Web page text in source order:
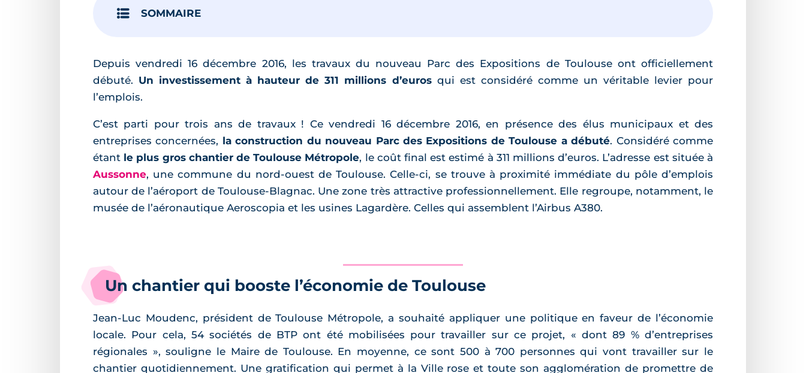
SOMMAIRE
Depuis vendredi 16 décembre 2016, les travaux du nouveau Parc des Expositions de Toulouse ont officiellement
débuté. Un investissement à hauteur de 311 millions d’eurosqui est considéré comme un véritable levier pour
l’emplois.
C’est parti pour trois ans de travaux ! Ce vendredi 16 décembre 2016, en présence des élus municipaux et des
entreprises concernées, la construction du nouveau Parc des Expositions de Toulouse a débuté. Considéré comme
étant le plus gros chantier de Toulouse Métropole, le coût final est estimé à 311 millions d’euros. L’adresse est située à
Aussonne, une commune du nord-ouest de Toulouse. Celle-ci, se trouve à proximité immédiate du pôle d’emplois
autour de l’aéroport de Toulouse-Blagnac. Une zone très attractive professionnellement. Elle regroupe, notamment, le
musée de l’aéronautique Aeroscopia et les usines Lagardère. Celles qui assemblent l’Airbus A380.
Un chantier qui booste l’économie de Toulouse
Jean-Luc Moudenc, président de Toulouse Métropole, a souhaité appliquer une politique en faveur de l’économie
locale. Pour cela, 54 sociétés de BTP ont été mobilisées pour travailler sur ce projet, « dont 89 % d’entreprises
régionales », souligne le Maire de Toulouse. En moyenne, ce sont 500 à 700 personnes qui vont travailler sur le
chantier quotidiennement. Une gratification qui permet à la Ville rose et toute son agglomération de promettre de